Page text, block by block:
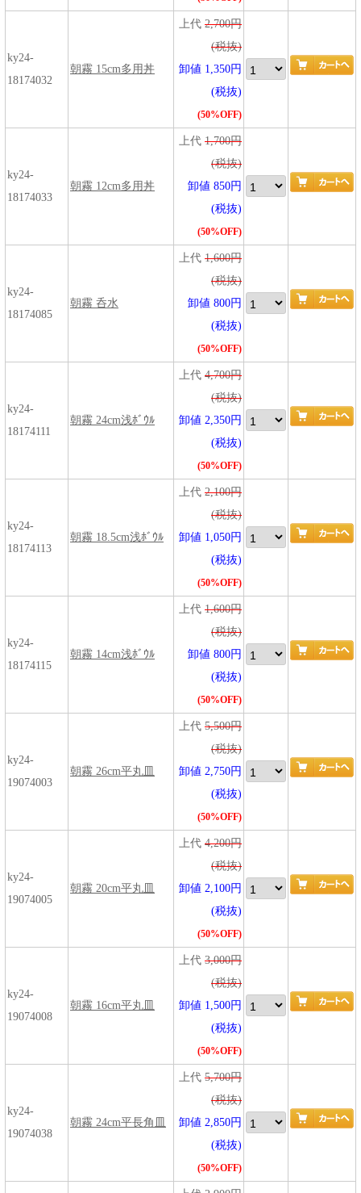
ky24-
18174032
朝霧 15cm多用丼
上代 2,700円
(税抜)
卸値 1,350円
(税抜)
(50%OFF)
ky24-
18174033
朝霧 12cm多用丼
上代 1,700円
(税抜)
卸値 850円
(税抜)
(50%OFF)
ky24-
18174085
朝霧 呑水
上代 1,600円
(税抜)
卸値 800円
(税抜)
(50%OFF)
ky24-
18174111
朝霧 24cm浅ﾎﾞｳﾙ
上代 4,700円
(税抜)
卸値 2,350円
(税抜)
(50%OFF)
ky24-
18174113
朝霧 18.5cm浅ﾎﾞｳﾙ
上代 2,100円
(税抜)
卸値 1,050円
(税抜)
(50%OFF)
ky24-
18174115
朝霧 14cm浅ﾎﾞｳﾙ
上代 1,600円
(税抜)
卸値 800円
(税抜)
(50%OFF)
ky24-
19074003
朝霧 26cm平丸皿
上代 5,500円
(税抜)
卸値 2,750円
(税抜)
(50%OFF)
ky24-
19074005
朝霧 20cm平丸皿
上代 4,200円
(税抜)
卸値 2,100円
(税抜)
(50%OFF)
ky24-
19074008
朝霧 16cm平丸皿
上代 3,000円
(税抜)
卸値 1,500円
(税抜)
(50%OFF)
ky24-
19074038
朝霧 24cm平長角皿
上代 5,700円
(税抜)
卸値 2,850円
(税抜)
(50%OFF)